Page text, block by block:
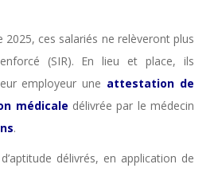
ces salariés ne relèveront plus
(SIR). En lieu et place, ils
employeur une attestation de
médicale délivrée par le médecin
.
délivrés, en application de